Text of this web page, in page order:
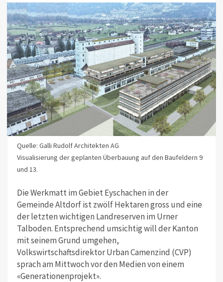
Quelle: Galli Rudolf Architekten AG
Visualisierung der geplanten Überbauung auf den Baufeldern 9
und 13.
Die Werkmatt im Gebiet Eyschachen in der
Gemeinde Altdorf ist zwölf Hektaren gross und eine
der letzten wichtigen Landreserven im Urner
Talboden. Entsprechend umsichtig will der Kanton
mit seinem Grund umgehen,
Volkswirtschaftsdirektor Urban Camenzind (CVP)
sprach am Mittwoch vor den Medien von einem
«Generationenprojekt».